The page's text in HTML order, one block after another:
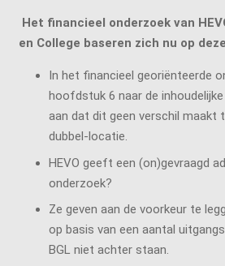
Het financieel onderzoek van
en College baseren zich nu op
In het financieel georiënteerde
hoofdstuk 6 naar de
aan dat dit geen verschil maakt
dubbel-locatie.
HEVO geeft een (on)gevraagd
onderzoek?
Ze geven aan de voorkeur te
op basis van een aantal
BGL niet achter staan.